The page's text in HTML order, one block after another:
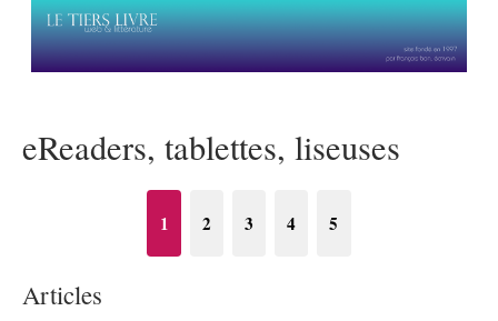
eReaders, tablettes, liseuses
1 2 3 4 5
Articles